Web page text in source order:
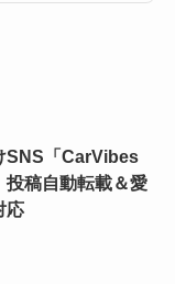
SNS「CarVibes
稿自動転載＆愛
応